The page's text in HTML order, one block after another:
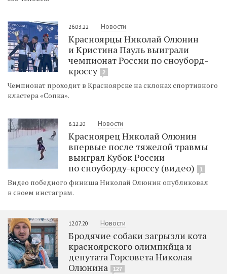
26.03.22 Новости
Красноярцы Николай Олюнин
и Кристина Пауль выиграли
чемпионат России по сноуборд-
кроссу
2
Чемпионат проходит в Красноярске на склонах спортивного
кластера «Сопка».
8.12.20 Новости
Красноярец Николай Олюнин
впервые после тяжелой травмы
выиграл Кубок России
по сноуборду-кроссу (видео)
1
Видео победного финиша Николай Олюнин опубликовал
в своем инстаграм.
12.07.20 Новости
Бродячие собаки загрызли кота
красноярского олимпийца и
депутата Горсовета Николая
Олюнина
127